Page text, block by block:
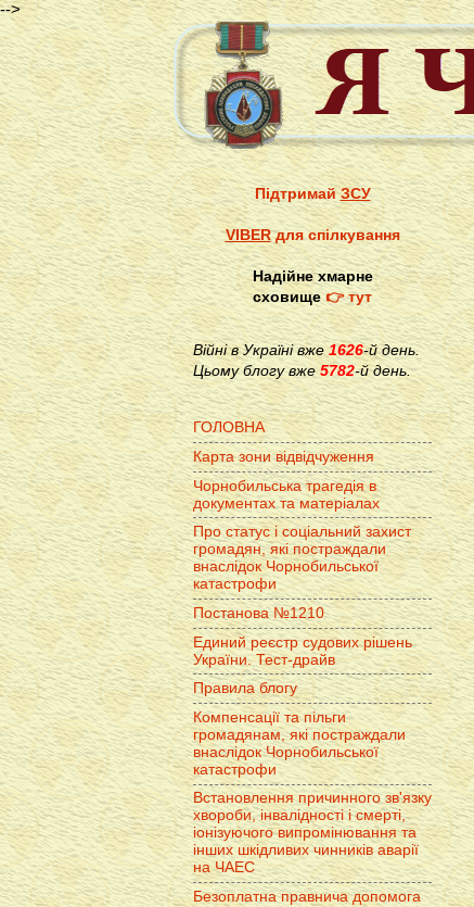
-->
ПідтримайЗСУ
VIBERдля спілкування
Надійне хмарне
сховище👉 тут
Війні в Україні вже1626-й день.
Цьому блогу вже 5782-й день.
ГОЛОВНА
Карта зони відвідчуження
Чорнобильська трагедія в
документах та матеріалах
Про статус і соціальний захист
громадян, які постраждали
внаслідок Чорнобильської
катастрофи
Постанова №1210
Единий реєстр судових рішень
України. Тест-драйв
Правила блогу
Компенсації та пільги
громадянам, які постраждали
внаслідок Чорнобильської
катастрофи
Встановлення причинного зв'язку
хвороби, інвалідності і смерті,
іонізуючого випромінювання та
інших шкідливих чинників аварії
на ЧАЕС
Безоплатна правнича допомога